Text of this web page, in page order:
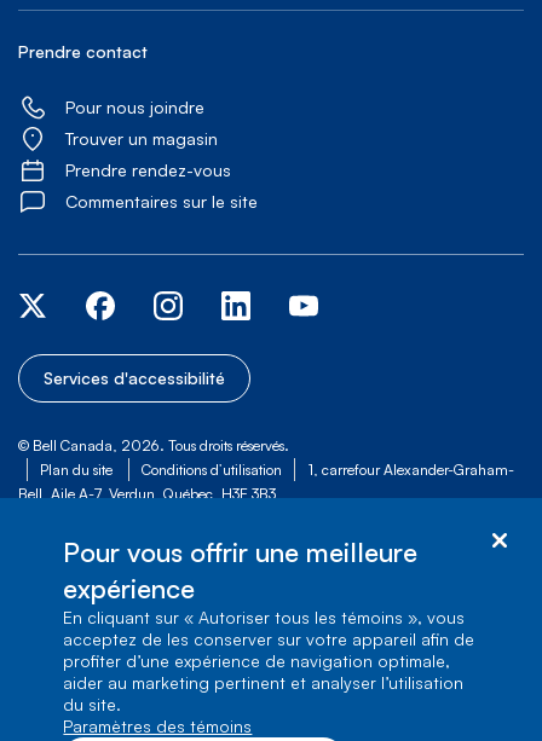
Prendre contact
Pour nous joindre
Trouver un magasin
Prendre rendez-vous
Commentaires sur le site
Services d'accessibilité
© Bell Canada, 2026. Tous droits réservés.
Plan du site
Conditions d’utilisation
1, carrefour Alexander-Graham-
Bell, Aile A-7, Verdun, Québec, H3E 3B3
Pour vous offrir une meilleure
expérience
En cliquant sur « Autoriser tous les témoins », vous
acceptez de les conserver sur votre appareil afin de
profiter d’une expérience de navigation optimale,
aider au marketing pertinent et analyser l’utilisation
du site.
Paramètres des témoins